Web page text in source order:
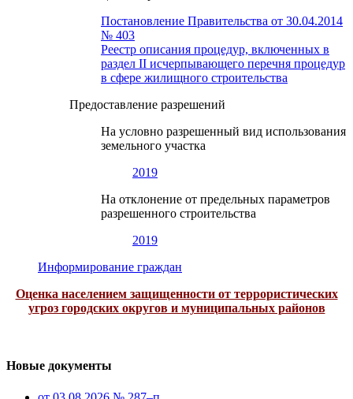
Постановление Правительства от 30.04.2014
№ 403
Реестр описания процедур, включенных в
раздел II исчерпывающего перечня процедур
в сфере жилищного строительства
Предоставление разрешений
На условно разрешенный вид использования
земельного участка
2019
На отклонение от предельных параметров
разрешенного строительства
2019
Информирование граждан
Оценка населением защищенности от террористических
угроз городских округов и муниципальных районов
Новые документы